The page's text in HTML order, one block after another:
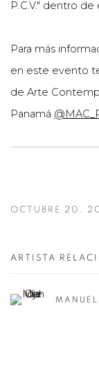
P.C.V." dentro de
Para más
en este evento
de Arte
Panamá
OCTUBRE 20,
ARTISTA